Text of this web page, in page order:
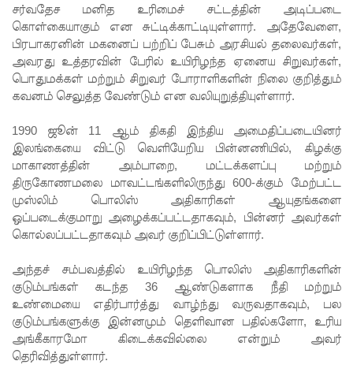
ஷானி
அபேசேக
ர, பிரதிக்
காவல்து
அதிபராக
தரமுயர்வு!
குருவிட்ட
மற்றும்
ன
சிறைச்சா
லைகளின்
நிலைமை
சர்வதேச மனித உரிமைச் சட்டத்தின் அடிப்படை
கொள்கையாகும் என சுட்டிக்காட்டியுள்ளார். அதேவேளை,
பிரபாகரனின் மகனைப் பற்றிப் பேசும் அரசியல் தலைவர்கள்,
அவரது உத்தரவின் பேரில் உயிரிழந்த ஏனைய சிறுவர்கள்,
பொதுமக்கள் மற்றும் சிறுவர் போராளிகளின் நிலை குறித்தும்
கவனம் செலுத்த வேண்டும் என வலியுறுத்தியுள்ளார்.
1990 ஜூன் 11 ஆம் திகதி இந்திய அமைதிப்படையினர்
இலங்கையை விட்டு வெளியேறிய பின்னணியில், கிழக்கு
மாகாணத்தின் அம்பாறை, மட்டக்களப்பு மற்றும்
திருகோணமலை மாவட்டங்களிலிருந்து 600-க்கும் மேற்பட்ட
முஸ்லிம் பொலிஸ் அதிகாரிகள் ஆயுதங்களை
ஒப்படைக்குமாறு அழைக்கப்பட்டதாகவும், பின்னர் அவர்கள்
கொல்லப்பட்டதாகவும் அவர் குறிப்பிட்டுள்ளார்.
அந்தச் சம்பவத்தில் உயிரிழந்த பொலிஸ் அதிகாரிகளின்
குடும்பங்கள் கடந்த 36 ஆண்டுகளாக நீதி மற்றும்
உண்மையை எதிர்பார்த்து வாழ்ந்து வருவதாகவும், பல
குடும்பங்களுக்கு இன்னமும் தெளிவான பதில்களோ, உரிய
அங்கீகாரமோ கிடைக்கவில்லை என்றும் அவர்
தெரிவித்துள்ளார்.